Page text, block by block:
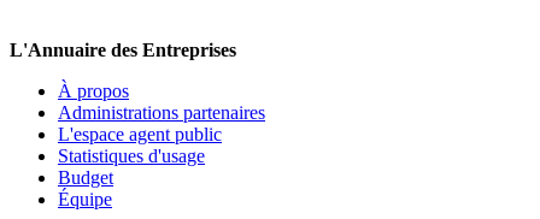
L'Annuaire des Entreprises
À propos
Administrations partenaires
L'espace agent public
Statistiques d'usage
Budget
Équipe